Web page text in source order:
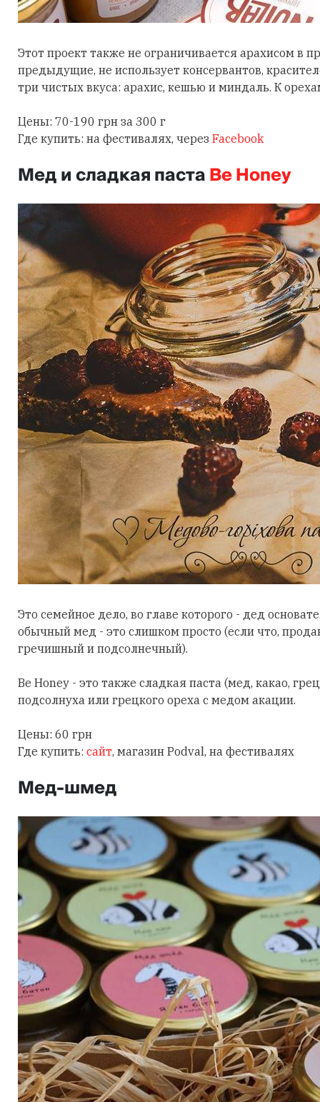
Этот проект также не ограничивается арахисом в
предыдущие, не использует консервантов,
три чистых вкуса: арахис, кешью и миндаль. К
Цены: 70-190 грн за 300 г
Где купить: на фестивалях, через Facebook
Мед и сладкая пастаBe Honey
Это семейное дело, во главе которого - дед
обычный мед - это слишком просто (если что,
гречишный и подсолнечный).
Be Honey - это также сладкая паста (мед, какао,
подсолнуха или грецкого ореха с медом акации.
Цены: 60 грн
Где купить: сайт, магазин Podval, на фестивалях
Мед-шмед